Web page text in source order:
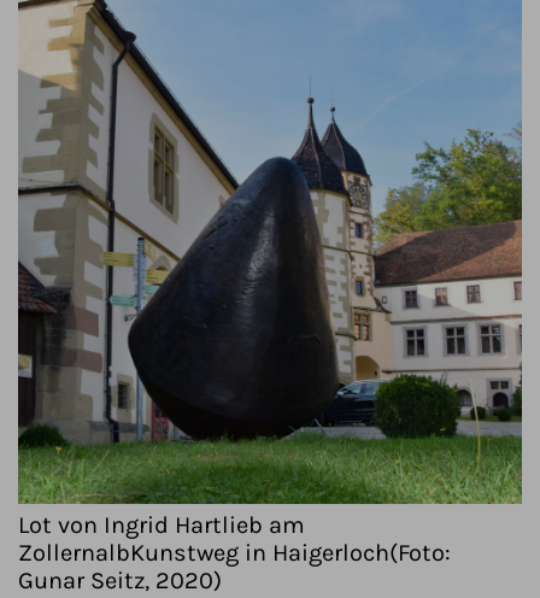
ÜBER UNS
Lot von Ingrid Hartlieb am
ZollernalbKunstweg in Haigerloch(Foto:
Gunar Seitz, 2020)